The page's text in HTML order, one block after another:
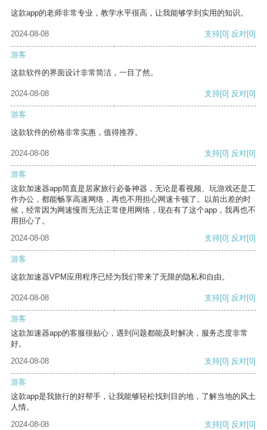
这款app的老师非常专业，教学水平很高，让我能够学到实用的知识。
2024-08-08 支持[0] 反对[0]
游客
这款软件的界面设计非常简洁，一目了然。
2024-08-08 支持[0] 反对[0]
游客
这款软件的价格非常实惠，值得推荐。
2024-08-08 支持[0] 反对[0]
游客
这款加速器app简直是居家旅行必备神器，无论是看视频、玩游戏还是工
作办公，都能畅享高速网络，再也不用担心网速卡顿了。以前出差的时
候，经常因为网速慢而无法正常使用网络，现在有了这个app，我再也不
用担心了。
2024-08-08
支持[0] 反对[0]
游客
这款加速器VPM应用程序已经为我们带来了无限的隐私和自由。
2024-08-08 支持[0] 反对[0]
游客
这款加速器app的客服很贴心，遇到问题都能及时解决，服务态度非常
好。
2024-08-08
支持[0] 反对[0]
游客
这款app是我旅行的好帮手，让我能够轻松找到目的地，了解当地的风土
人情。
2024-08-08
支持[0] 反对[0]